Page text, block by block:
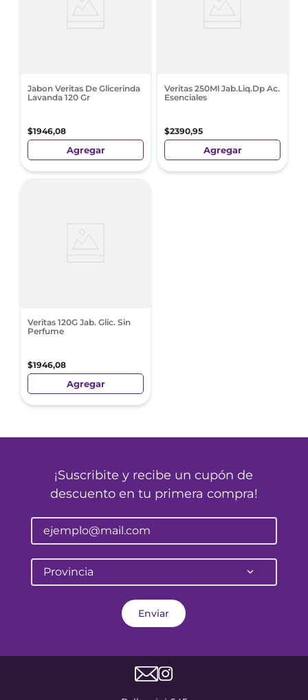
Jabon Veritas De Glicerinda
Lavanda 120 Gr
$1946,08
Agregar
Veritas 250Ml Jab.Liq.Dp Ac.
Esenciales
$2390,95
Agregar
Veritas 120G Jab. Glic. Sin
Perfume
$1946,08
Agregar
¡Suscribite y recibe un cupón de
descuento en tu primera compra!
Provincia
Enviar